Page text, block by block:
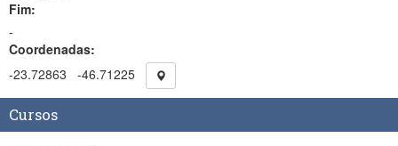
Fim:
-
Coordenadas:
-23.72863
-46.71225
Cursos